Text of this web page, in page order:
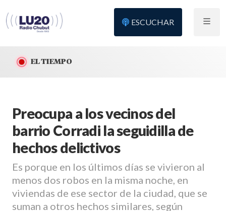
ESCUCHAR
EL TIEMPO
Preocupa a los vecinos del
barrio Corradi la seguidilla de
hechos delictivos
Es porque en los últimos días se vivieron al
menos dos robos en la misma noche, en
viviendas de ese sector de la ciudad, que se
suman a otros hechos similares, según